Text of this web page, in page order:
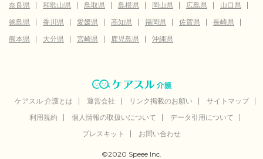
奈良県
和歌山県 鳥取県 島根県 岡山県 広島県
山口県
徳島県
香川県 愛媛県 高知県 福岡県 佐賀県
長崎県
熊本県
大分県 宮崎県 鹿児島県 沖縄県
ケアスル 介護とは 運営会社 リンク掲載のお願い
サイトマップ
利用規約
個人情報の取扱いについて
データ引用について
プレスキット
お問い合わせ
©2020 Speee Inc.